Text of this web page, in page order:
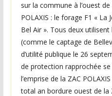
sur la commune à l’ouest
POLAXIS : le forage F1 « La
Bel Air ». Tous deux
(comme le captage de
d’utilité publique le 26
de protection rapprochée
l’emprise de la ZAC
total an bordure ouest de la